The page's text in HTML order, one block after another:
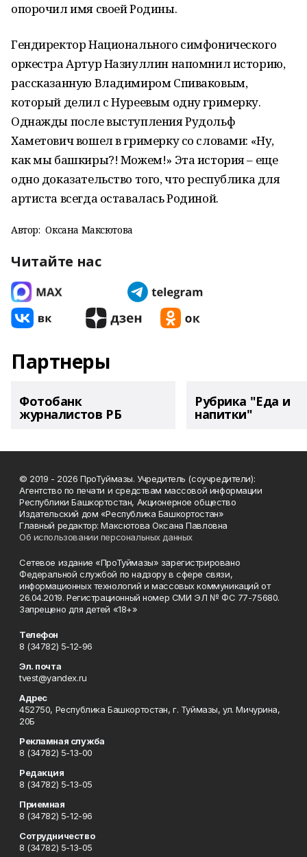
опорочил имя своей Родины.
Гендиректор Национального симфонического
оркестра Артур Назиуллин напомнил историю,
рассказанную Владимиром Спиваковым,
который делил с Нуреевым одну гримерку.
Однажды после выступления Рудольф
Хаметович вошел в гримерку со словами: «Ну,
как мы башкиры?! Можем!» Эта история – еще
одно доказательство того, что республика для
артиста всегда оставалась Родиной.
Автор: Оксана Максютова
Читайте нас
Партнеры
Фотобанк
журналистов РБ
Рубрика "Еда и
напитки"
© 2019 - 2026 ПроТуймазы. Учредитель (соучредители):
Агентство по печати и средствам массовой информации
Республики Башкортостан, Акционерное общество
Издательский дом «Республика Башкортостан»
Главный редактор: Максютова Оксана Павловна
Об использовании персональных данных
Сетевое издание «ПроТуймазы» зарегистрировано
Федеральной службой по надзору в сфере связи,
информационных технологий и массовых коммуникаций от
26.04.2019. Регистрационный номер СМИ ЭЛ № ФС 77-75680.
Запрещено для детей «18+»
Телефон
8 (34782) 5-12-96
Эл. почта
tvest@yandex.ru
Адрес
452750, Республика Башкортостан, г. Туймазы, ул. Мичурина,
20Б
Рекламная служба
8 (34782) 5-13-00
Редакция
8 (34782) 5-13-05
Приемная
8 (34782) 5-12-96
Сотрудничество
8 (34782) 5-13-05